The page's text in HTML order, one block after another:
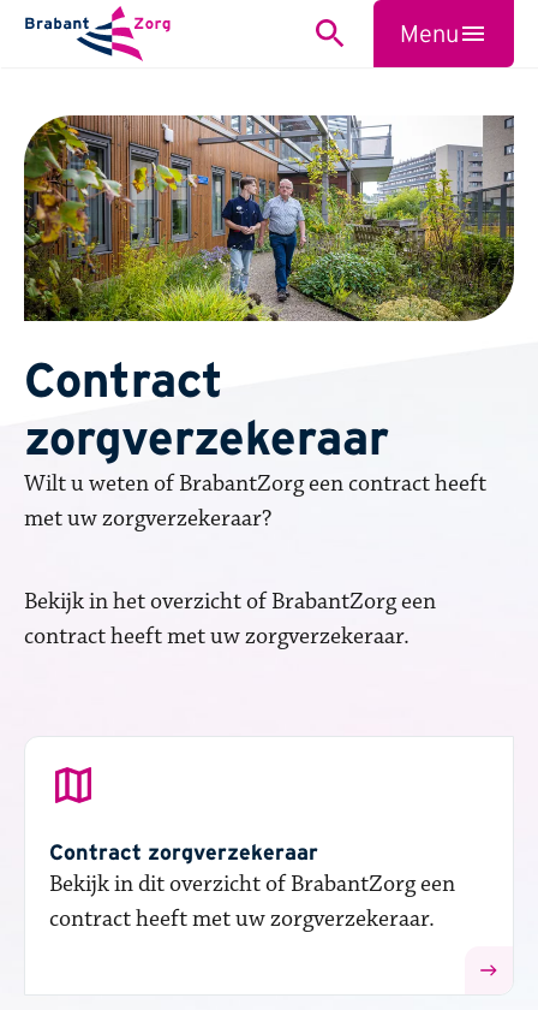
BrabantZorg Logo
Zoeken
Menu
Sluiten
Contract
zorgverzekeraar
Wilt u weten of BrabantZorg een ​contract hee​ft​
met uw zorgverzekeraar?
Bekijk in het overzicht of BrabantZorg een ​
contract hee​ft​ met uw zorgverzekeraar.
Contract zorgverzekeraar
Bekijk in dit overzicht of BrabantZorg een ​
contract hee​ft​ met uw zorgverzekeraar.